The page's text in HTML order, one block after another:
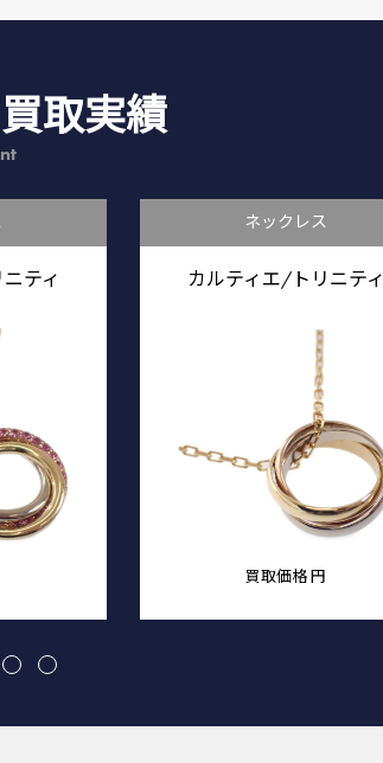
取実績
ティ
ネックレス
カルティエ/トリニティ
買取価格 円